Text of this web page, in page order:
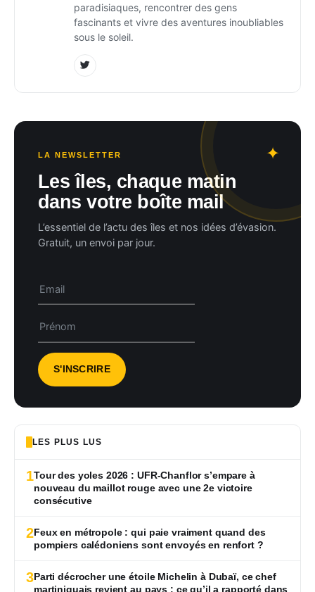
paradisiaques, rencontrer des gens
fascinants et vivre des aventures inoubliables
sous le soleil.
LA NEWSLETTER
Les îles, chaque matin
dans votre boîte mail
L’essentiel de l’actu des îles et nos idées d’évasion.
Gratuit, un envoi par jour.
LES PLUS LUS
1Tour des yoles 2026 : UFR-Chanflor s’empare à
nouveau du maillot rouge avec une 2e victoire
consécutive
2Feux en métropole : qui paie vraiment quand des
pompiers calédoniens sont envoyés en renfort ?
3Parti décrocher une étoile Michelin à Dubaï, ce chef
martiniquais revient au pays : ce qu’il a rapporté dans